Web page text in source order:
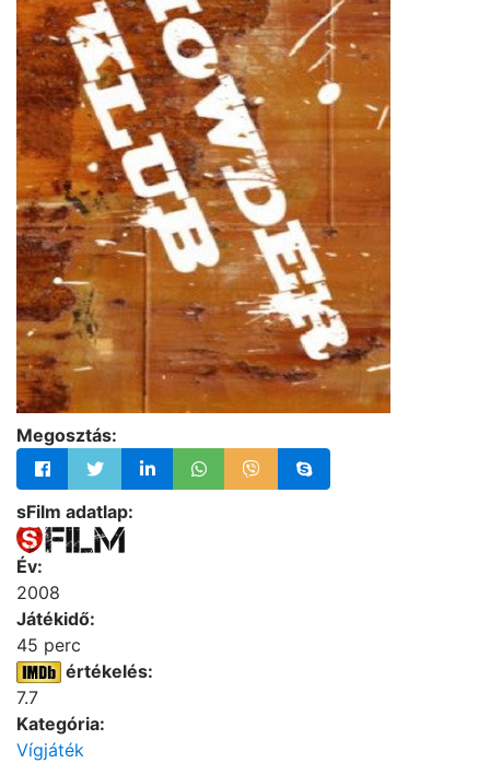
Megosztás:
sFilm adatlap:
Év:
2008
Játékidő:
45 perc
értékelés:
7.7
Kategória:
Vígjáték